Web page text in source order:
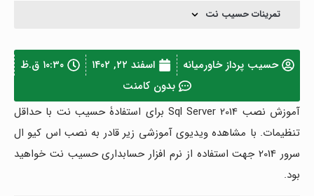
تمرینات حسیب نت
حسیب پرداز خاورمیانه اسفند ۲۲, ۱۴۰۲
۱۰:۳۰ ق.ظ
بدون کامنت
آموزش نصب Sql Server 2014 برای استفادۀ حسیب نت با حداقل
تنظیمات. با مشاهده ویدیوی آموزشی زیر قادر به نصب اس کیو ال
سرور 2014 جهت استفاده از نرم افزار حسابداری حسیب نت خواهید
بود.